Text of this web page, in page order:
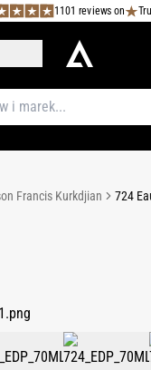
1101 reviews on
Francis Kurkdjian
724